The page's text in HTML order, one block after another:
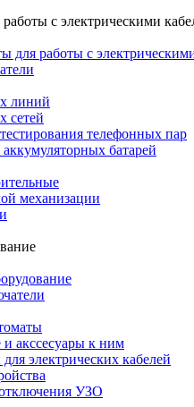
с электрическими
для работы с
линий
сетей
телефонных пар
батарей
механизации
и акссесуары к ним
электрических кабелей
УЗО